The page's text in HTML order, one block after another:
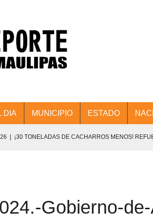
DIA MUNICIPIO ESTADO
| ¡30 TONELADAS DE CACHARROS MENOS!
LA COMUNIDAD!
EQUIPO Y RESULTADOS! ENCABEZA BETO
Gobierno-